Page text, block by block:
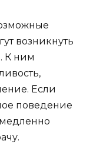
возникнуть
К ним
Если
поведение